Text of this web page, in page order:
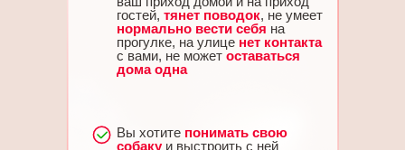
гостей, тянет поводок, не умеет
нормально вести себя на
прогулке, на улице нет контакта
с вами, не может оставаться
дома одна
Вы хотите понимать свою
собакуи выстроить с ней